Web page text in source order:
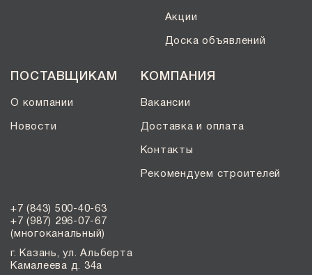
Акции
Доска объявлений
ПОСТАВЩИКАМ
О компании
Новости
КОМПАНИЯ
Вакансии
Доставка и оплата
Контакты
Рекомендуем строителей
+7 (843) 500-40-63
+7 (987) 296-07-67
(многоканальный)
г. Казань, ул. Альберта
Камалеева д. 34а